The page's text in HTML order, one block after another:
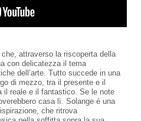
attraverso la riscoperta della
con delicatezza il tema
dell’arte. Tutto succede in una
di mezzo, tra il presente e il
il reale e il fantastico. Se le note
casa lì. Solange è una
che ritrova